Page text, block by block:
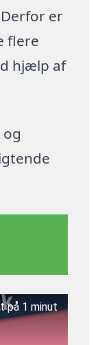
er
flere
hjælp af
på 1 minut